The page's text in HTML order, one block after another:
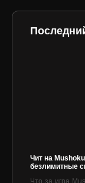
Чит на
безлимитные